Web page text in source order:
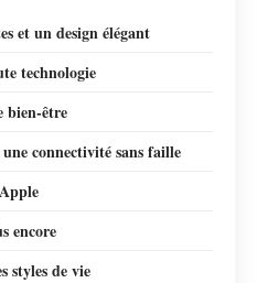
et un design élégant
technologie
bien-être
connectivité sans faille
encore
styles de vie